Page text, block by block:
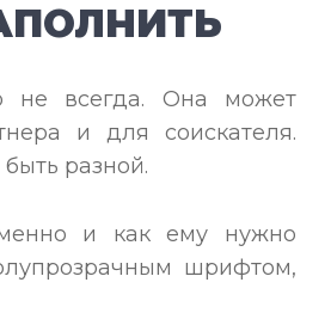
не всегда. Она может
и для соискателя.
разной.
и как ему нужно
шрифтом,